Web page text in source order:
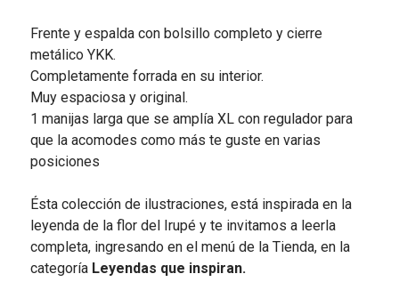
Frente y espalda con bolsillo completo y cierre
metálico YKK.
Completamente forrada en su interior.
Muy espaciosa y original.
1 manijas larga que se amplía XL con regulador para
que la acomodes como más te guste en varias
posiciones
Ésta colección de ilustraciones, está inspirada en la
leyenda de la flor del Irupé y te invitamos a leerla
completa, ingresando en el menú de la Tienda, en la
categoría Leyendas que inspiran.